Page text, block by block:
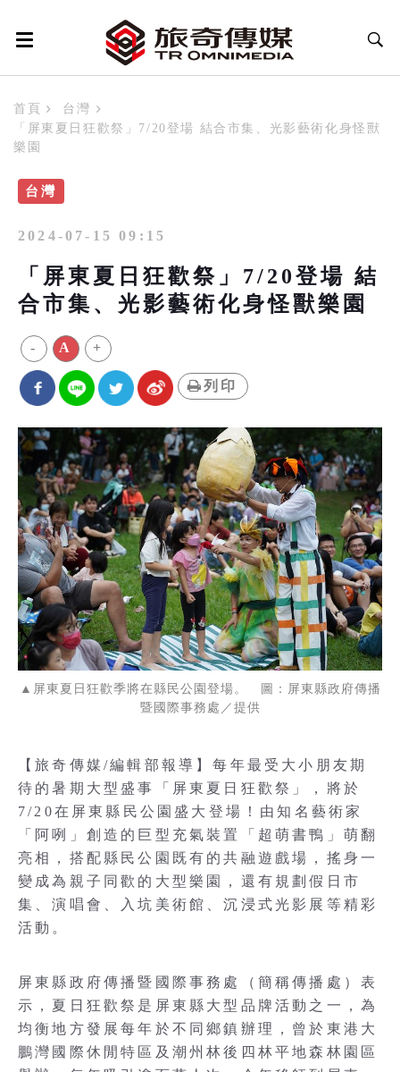
首頁
台灣
「屏東夏日狂歡祭」7/20登場 結合市集、光影藝術化身怪獸
樂園
台灣
2024-07-15 09:15
「屏東夏日狂歡祭」7/20登場 結
合市集、光影藝術化身怪獸樂園
- A +
列印
▲屏東夏日狂歡季將在縣民公園登場。 圖：屏東縣政府傳播
暨國際事務處／提供
【旅奇傳媒/編輯部報導】每年最受大小朋友期
待的暑期大型盛事「屏東夏日狂歡祭」，將於
7/20在屏東縣民公園盛大登場！由知名藝術家
「阿咧」創造的巨型充氣裝置「超萌書鴨」萌翻
亮相，搭配縣民公園既有的共融遊戲場，搖身一
變成為親子同歡的大型樂園，還有規劃假日市
集、演唱會、入坑美術館、沉浸式光影展等精彩
活動。
屏東縣政府傳播暨國際事務處（簡稱傳播處）表
示，夏日狂歡祭是屏東縣大型品牌活動之一，為
均衡地方發展每年於不同鄉鎮辦理，曾於東港大
鵬灣國際休閒特區及潮州林後四林平地森林園區